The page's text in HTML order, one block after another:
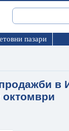
пазари
в
октомври